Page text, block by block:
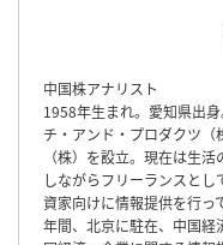
中国株アナリスト
1958年生まれ。愛知県出
チ・アンド・プロダクツ（
（株）を設立。現在は生
しながらフリーランスと
資家向けに情報提供を行っ
年間、北京に駐在、中国経